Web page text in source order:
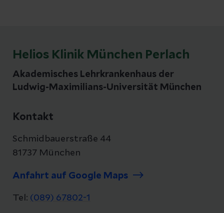
Helios Klinik München Perlach
Akademisches Lehrkrankenhaus der
Ludwig-Maximilians-Universität München
Kontakt
Schmidbauerstraße 44
81737 München
Anfahrt auf Google Maps
Tel: (089) 67802-1